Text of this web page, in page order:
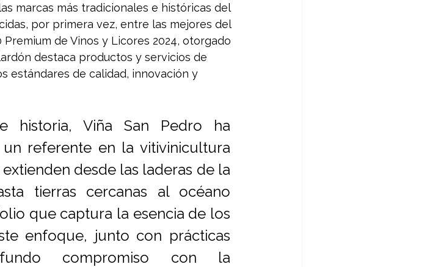
marcas más tradicionales e históricas del
por primera vez, entre las mejores del
de Vinos y Licores 2024, otorgado
destaca productos y servicios de
estándares de calidad, innovación y
historia, Viña San Pedro ha
referente en la vitivinicultura
desde las laderas de la
tierras cercanas al océano
que captura la esencia de los
enfoque, junto con prácticas
compromiso con la